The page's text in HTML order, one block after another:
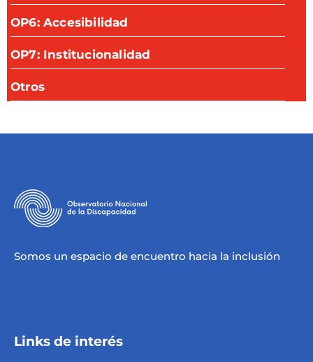
OP6: Accesibilidad
OP7: Institucionalidad
Otros
Somos un espacio de encuentro hacia la inclusión
Links de interés